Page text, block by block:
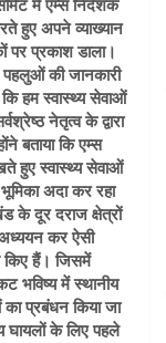
में एम्स निदेशक
हुए अपने व्याख्यान
प्रकाश डाला।
पहलुओं की जानकारी
हम स्वास्थ्य सेवाओं
नेतृत्व के द्वारा
बताया ​कि एम्स
हुए स्वास्थ्य सेवाओं
अदा कर रहा
के दूर दराज क्षेत्रों
कर ऐसी
किए हैं। जिसमें
भविष्य में स्थानीय
प्रबंधन किया जा
घायलों के लिए पहले